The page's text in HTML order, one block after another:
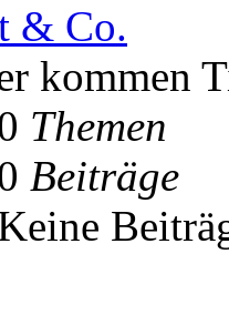
kommen
Themen
Beiträge